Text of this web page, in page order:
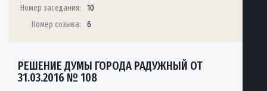
Номер заседания:
10
Номер созыва:
6
РЕШЕНИЕ ДУМЫ ГОРОДА РАДУЖНЫЙ ОТ
31.03.2016 № 108